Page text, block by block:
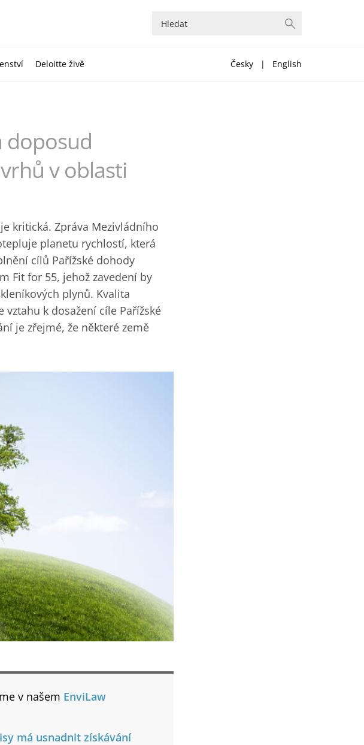
Deloitte živě Česky | English
doposud
v oblasti
kritická. Zpráva Mezivládního
planetu rychlostí, která
cílů Pařížské dohody
Fit for 55, jehož zavedení by
plynů. Kvalita
k dosažení cíle Pařížské
je zřejmé, že některé země
v našem EnviLaw
má usnadnit získávání